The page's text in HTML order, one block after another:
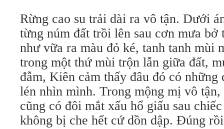
Rừng cao su trải dài ra vô tận. Dưới
từng núm đất trồi lên sau cơn mưa
như vữa ra màu đỏ ké, tanh tanh mùi
trong một thứ mùi trộn lẫn giữa đất,
đẫm, Kiên cảm thấy đâu đó có những
lén nhìn mình. Trong mộng mị vô
cũng có đôi mắt xấu hổ giấu sau
không bị che hết cứ dồn dập. Đúng